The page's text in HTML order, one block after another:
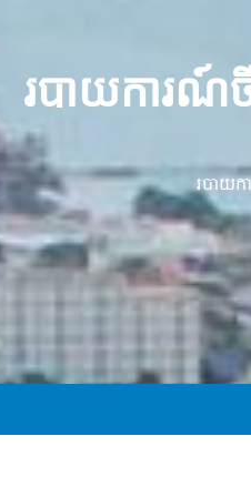
របាយការណ៍ចី
របាយក